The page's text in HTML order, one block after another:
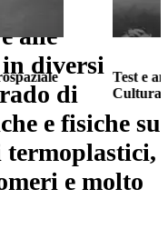
alle
in diversi
di
e fisiche su
e molto
Test e